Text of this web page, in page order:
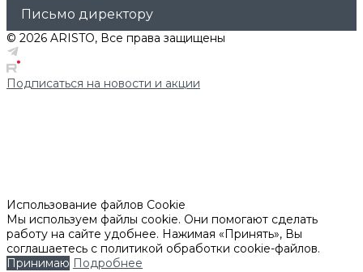
Письмо директору
© 2026 ARISTO, Все права защищены
Подписаться на новости и акции
Использование файлов Cookie
Мы используем файлы cookie. Они помогают сделать
работу на сайте удобнее. Нажимая «Принять», Вы
соглашаетесь с политикой обработки cookie-файлов.
Принимаю Подробнее